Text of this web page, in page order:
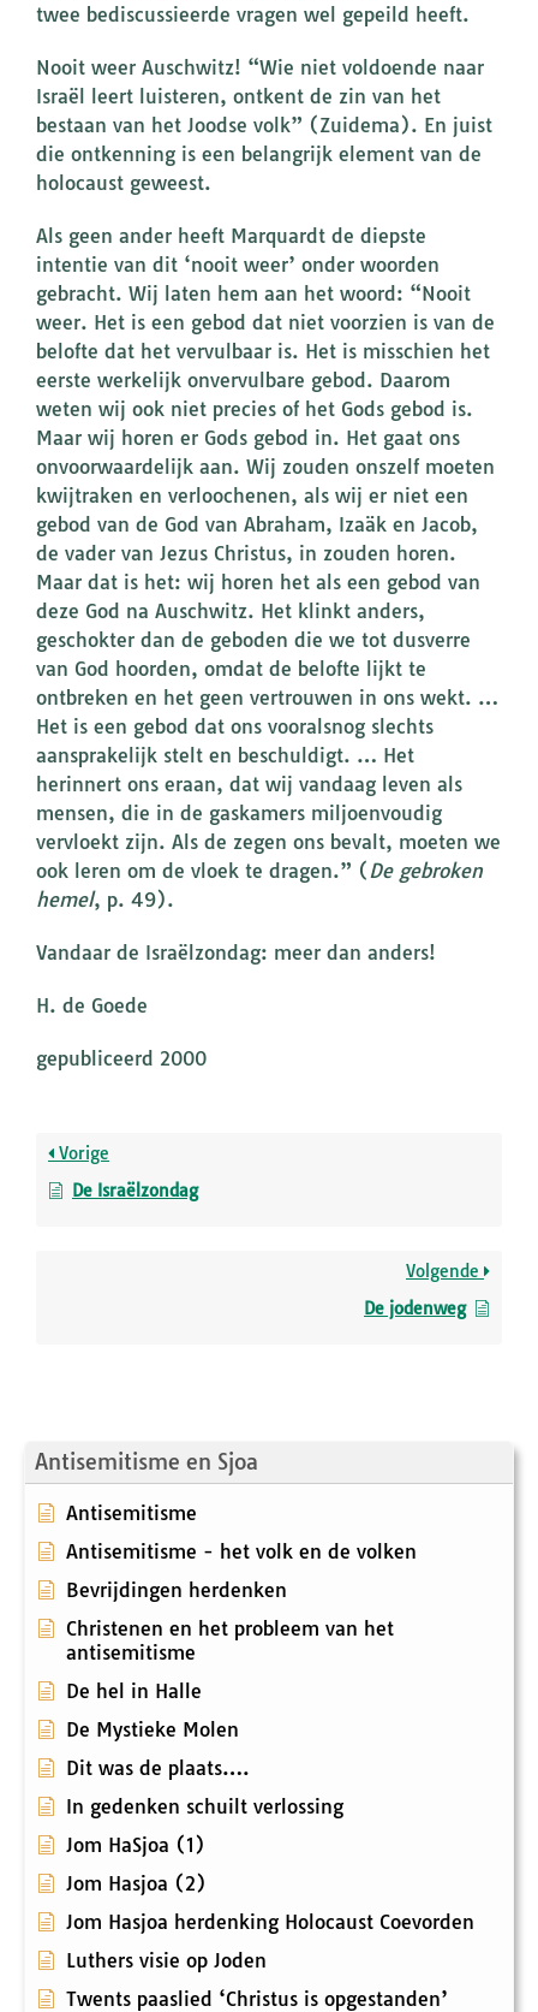
Antisemitisme en Sjoa
Antisemitisme
Antisemitisme - het volk en de volken
Bevrijdingen herdenken
Christenen en het probleem van het
antisemitisme
De hel in Halle
De Mystieke Molen
Dit was de plaats….
In gedenken schuilt verlossing
Jom HaSjoa (1)
Jom Hasjoa (2)
Jom Hasjoa herdenking Holocaust Coevorden
Luthers visie op Joden
Twents paaslied ‘Christus is opgestanden’
twee bediscussieerde vragen wel gepeild heeft.
Nooit weer Auschwitz! “Wie niet voldoende naar
Israël leert luisteren, ontkent de zin van het
bestaan van het Joodse volk” (Zuidema). En juist
die ontkenning is een belangrijk element van de
holocaust geweest.
Als geen ander heeft Marquardt de diepste
intentie van dit ‘nooit weer’ onder woorden
gebracht. Wij laten hem aan het woord: “Nooit
weer. Het is een gebod dat niet voorzien is van de
belofte dat het vervulbaar is. Het is misschien het
eerste werkelijk onvervulbare gebod. Daarom
weten wij ook niet precies of het Gods gebod is.
Maar wij horen er Gods gebod in. Het gaat ons
onvoorwaardelijk aan. Wij zouden onszelf moeten
kwijtraken en verloochenen, als wij er niet een
gebod van de God van Abraham, Izaäk en Jacob,
de vader van Jezus Christus, in zouden horen.
Maar dat is het: wij horen het als een gebod van
deze God na Auschwitz. Het klinkt anders,
geschokter dan de geboden die we tot dusverre
van God hoorden, omdat de belofte lijkt te
ontbreken en het geen vertrouwen in ons wekt. …
Het is een gebod dat ons vooralsnog slechts
aansprakelijk stelt en beschuldigt. … Het
herinnert ons eraan, dat wij vandaag leven als
mensen, die in de gaskamers miljoenvoudig
vervloekt zijn. Als de zegen ons bevalt, moeten we
ook leren om de vloek te dragen.” (De gebroken
hemel, p. 49).
Vandaar de Israëlzondag: meer dan anders!
H. de Goede
gepubliceerd 2000
Vorige
De Israëlzondag
Volgende
De jodenweg